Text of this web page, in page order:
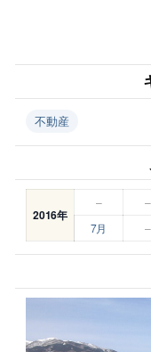
不動産
2016年
– –
7月
–